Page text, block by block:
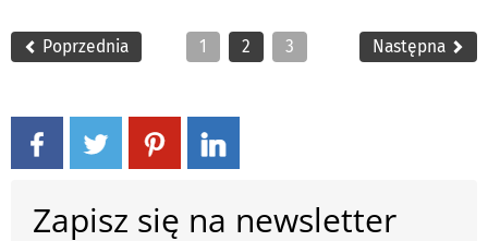
Poprzednia 1 2 3 Następna
Zapisz się na newsletter